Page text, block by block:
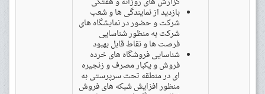
بازدید از نمایندگی ها و شعب
شرکت و حضور در نمایشگاه های
شرکت به منظور شناسایی
فرصت ها و نقاط قابل بهبود
شناسایی فروشگاه های خرده
فروش و یکبار مصرف و زنجیره
ای در منطقه تحت سرپرستی به
منظور افزایش شبکه های فروش